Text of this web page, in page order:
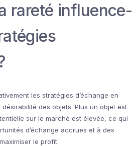
rareté influence-
les stratégies d’échange en
des objets. Plus un objet est
sur le marché est élevée, ce qui
d’échange accrues et à des
le profit.